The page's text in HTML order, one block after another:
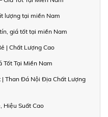
lượng tại miền Nam
giá tốt tại miền Nam
| Chất Lượng Cao
Tốt Tại Miền Nam
| Than Đá Nội Địa Chất Lượng
Hiệu Suất Cao